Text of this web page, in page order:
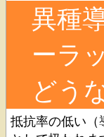
異種
ーラ
どう
抵抗率の低い（